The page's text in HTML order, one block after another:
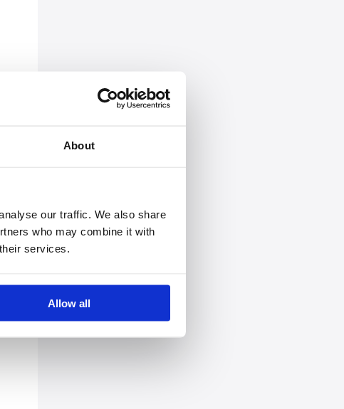
About
our traffic. We also share
who may combine it with
services.
Allow all